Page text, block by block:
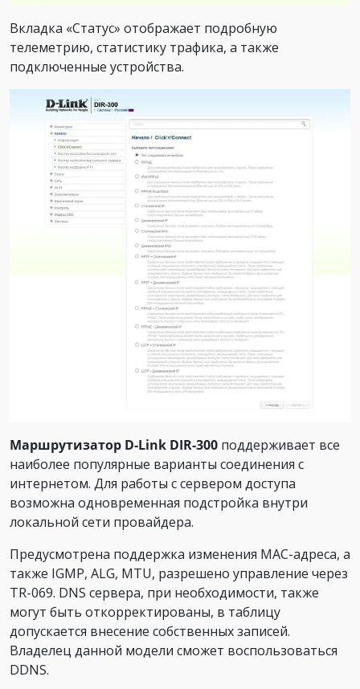
Вкладка «Статус» отображает подробную
телеметрию, статистику трафика, а также
подключенные устройства.
Маршрутизатор D-Link DIR-300 поддерживает все
наиболее популярные варианты соединения с
интернетом. Для работы с сервером доступа
возможна одновременная подстройка внутри
локальной сети провайдера.
Предусмотрена поддержка изменения MAC-адреса, а
также IGMP, ALG, MTU, разрешено управление через
TR-069. DNS сервера, при необходимости, также
могут быть откорректированы, в таблицу
допускается внесение собственных записей.
Владелец данной модели сможет воспользоваться
DDNS.